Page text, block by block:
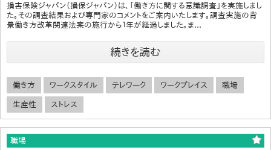
損害保険ジャパン（損保ジャパン）は、「働き方に関する意識調査」を実施しまし
た。その調査結果および専門家のコメントをご案内いたします。調査実施の背
景働き方改革関連法案の施行から１年が経過しました。ま...
続きを読む
働き方 ワークスタイル テレワーク ワークプレイス 職場
生産性 ストレス
職場